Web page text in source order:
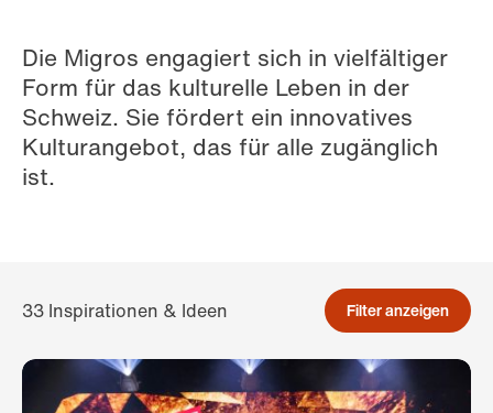
Die Migros engagiert sich in vielfältiger
Form für das kulturelle Leben in der
Schweiz. Sie fördert ein innovatives
Kulturangebot, das für alle zugänglich
ist.
33 Inspirationen & Ideen Filter anzeigen